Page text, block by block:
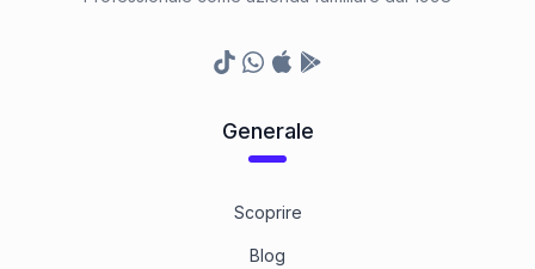
TikTokWhatsapp
Appstore
Google Play Store
Generale
Scoprire
Blog